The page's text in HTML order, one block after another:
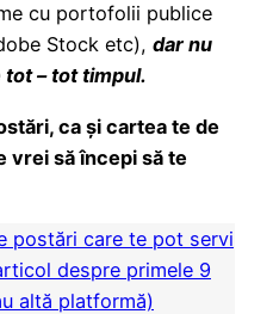
cu portofolii publice
Stock etc), dar nu
– tot timpul.
ca și cartea te de
vrei să începi să te
postări care te pot servi
despre primele 9
altă platformă)